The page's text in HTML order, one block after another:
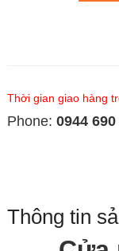
Thời gian giao hàng
Phone: 0944
Thông tin